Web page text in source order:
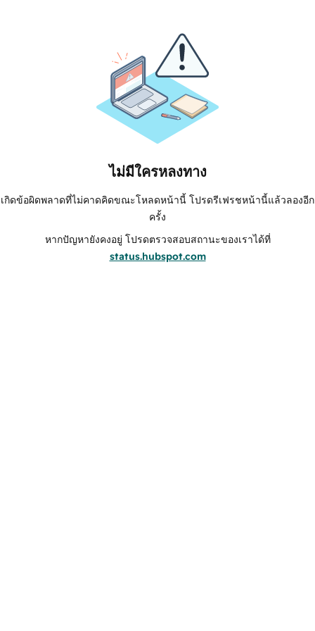
ไม่มีใครหลงทาง
เกิดข้อผิดพลาดที่ไม่คาดคิดขณะโหลดหน้านี้ โปรดรีเฟรชหน้านี้แล้วลองอีก
ครั้ง
หากปัญหายังคงอยู่ โปรดตรวจสอบสถานะของเราได้ที่
status.hubspot.com